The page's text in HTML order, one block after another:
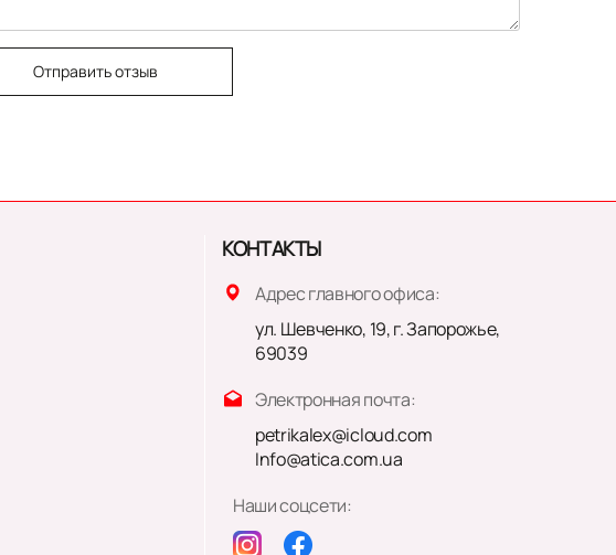
Отправить отзыв
КОНТАКТЫ
Адрес главного офиса:
ул. Шевченко, 19, г. Запорожье,
69039
Электронная почта:
petrikalex@icloud.com
Info@atica.com.ua
Наши соцсети: